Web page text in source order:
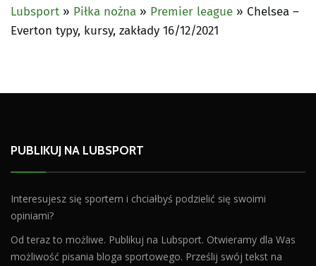
Lubsport » Piłka nożna » Premier league » Chelsea –
Everton typy, kursy, zakłady 16/12/2021
PUBLIKUJ NA LUBSPORT
Interesujesz się sportem i chciałbyś podzielić się swoimi
opiniami?
Od teraz to możliwe. Publikuj na Lubsport. Otwieramy dla Was
możliwość pisania bloga sportowego. Prześlij swój tekst na